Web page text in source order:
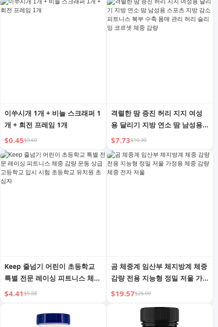
이쑤시개 1개 + 비늘 스크래퍼 1
개 + 회전 프레임 1개
$0.45$0.60
격렬한 땀 증진 허리 지지 여성
용 달리기 지방 연소 땀 남성용
스포츠 지방 감소 피트니스 복부
수축 몸매 관리 허리 슬리밍 코
르셋 체중 감량
$7.73$10.30
Keep 줄넘기 어린이 초등학교
특별 전문 레이싱 피트니스 체중
감량 운동 상급 고등학교 입시
$4.41$5.88
곰 체중계 임산부 체지방계 체중
감량 전용 지능형 정밀 저울 가
정용 체중 감량 체중 전자 저울
$19.57$26.09